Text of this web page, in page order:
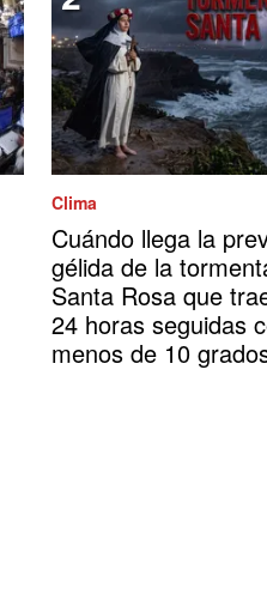
Clima
Cuándo llega la
gélida de la
Santa Rosa que
24 horas seguidas
menos de 10